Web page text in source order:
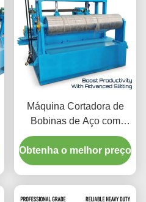
Máquina Cortadora de
Bobinas de Aço com
Faixa de Largura de
Chapa de 400-2000mm e
Faixa de Velocidade de
para Corte Preciso de
Obtenha o melhor preço